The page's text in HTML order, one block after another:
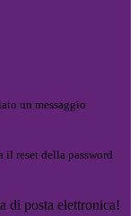
un messaggio
il reset della password
di posta elettronica!